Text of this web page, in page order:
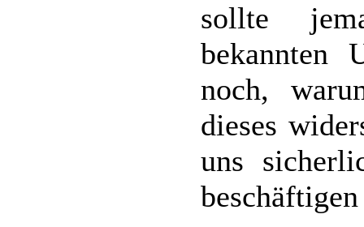
sollte
bekannten
noch,
dieses
uns